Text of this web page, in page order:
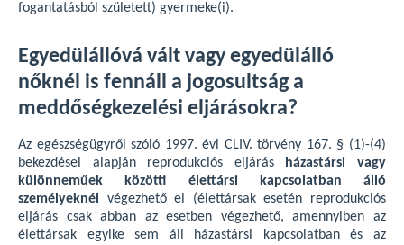
fogantatásból született) gyermeke(i).
Egyedülállóvá vált vagy egyedülálló
nőknél is fennáll a jogosultság a
meddőségkezelési eljárásokra?
Az egészségügyről szóló 1997. évi CLIV. törvény 167. § (1)-(4)
bekezdései alapján reprodukciós eljárás
házastársi vagy
különneműek közötti élettársi kapcsolatban álló
személyeknél
végezhető el (élettársak esetén reprodukciós
eljárás csak abban az esetben végezhető, amennyiben az
élettársak egyike sem áll házastársi kapcsolatban és az